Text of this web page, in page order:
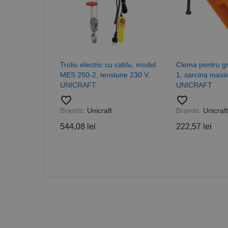
Troliu electric cu cablu, model
MES 250-2, tensiune 230 V,
UNICRAFT
favorite_border
Brands: Unicraft
544,08 lei
Clema pentru
1, sarcina
UNICRAFT
favorite_border
Brands: Unicraft
222,57 lei
Nume
Furnizor /
Domeniu
Nume
PrestaShop-
sib_cuid